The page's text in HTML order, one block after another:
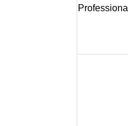
Professional